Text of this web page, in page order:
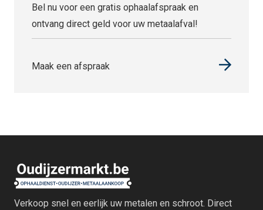
Bel nu voor een gratis ophaalafspraak en
ontvang direct geld voor uw metaalafval!
Maak een afspraak
Verkoop snel en eerlijk uw metalen en schroot. Direct